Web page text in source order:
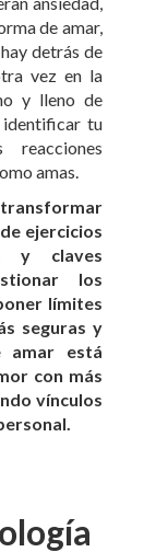
y lleno de
identificar tu
amas.
transformar
ejercicios
y claves
límites
seguras y
amar está
con más
vínculos